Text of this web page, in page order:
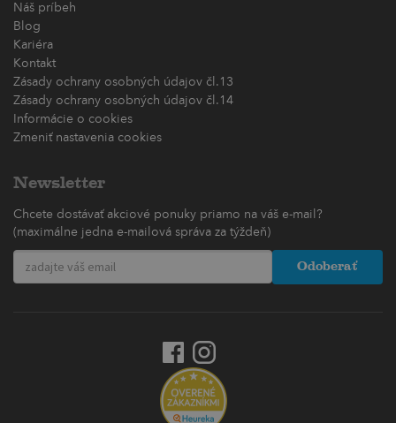
Náš príbeh
Blog
Kariéra
Kontakt
Zásady ochrany osobných údajov čl.13
Zásady ochrany osobných údajov čl.14
Informácie o cookies
Zmeniť nastavenia cookies
Newsletter
Chcete dostávať akciové ponuky priamo na váš e-mail?
(maximálne jedna e-mailová správa za týždeň)
Odoberať